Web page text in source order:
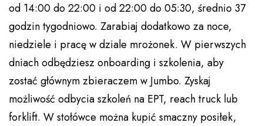
od 14:00 do 22:00 i od 22:00 do 05:30, średnio 37
godzin tygodniowo. Zarabiaj dodatkowo za noce,
niedziele i pracę w dziale mrożonek. W pierwszych
dniach odbędziesz onboarding i szkolenia, aby
zostać głównym zbieraczem w Jumbo. Zyskaj
możliwość odbycia szkoleń na EPT, reach truck lub
forklift. W stołówce można kupić smaczny posiłek,